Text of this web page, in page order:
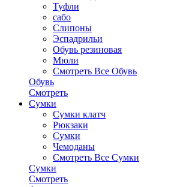
Туфли
сабо
Слипоны
Эспадрильи
Обувь резиновая
Мюли
Смотреть Все Обувь
Обувь
Смотреть
Сумки
Сумки клатч
Рюкзаки
Сумки
Чемоданы
Смотреть Все Сумки
Сумки
Смотреть